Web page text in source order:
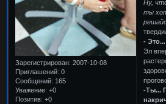
Зарегистрирован: 2007-10-08
Приглашений: 0
Сообщений: 165
Уважение: +0
Позитив: +0
Ну,
ты
-
Эл
-Ты...